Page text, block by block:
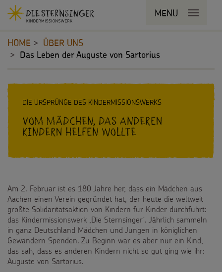
Navigationsabkürzungen
Seiteninhalt
Zur
Hauptnavigation
Suche
MENU
MENU SCHLIESSEN
Vorlagen, Lieder, Praktische Hilfen
Sternsinger-Material
Sternsingermobil
Fotoausstellung
PROJEKTE
180 Jahre
Gesundheit
Kinderrechte
Flucht
Kinderarbeit
BILDUNGSMATERIAL
Für die Pfarrgemeinde
Martinsaktion
Weltmissionstag der Kinder
Weihnachten Weltweit
SPENDEN
Sternsinger-Spendenaktionen
Spendenformular
Spendendose
Die Sternsinger auf WhatsApp
Backen und Basteln
Sternsinger-Magazin
Über uns
Presse
befinden
sich
hier:
HOME
ÜBER UNS
Das Leben der Auguste von Sartorius
Inhalt
DIE URSPRÜNGE DES KINDERMISSIONSWERKS
Vom Mädchen, das anderen
Kindern helfen wollte
Am 2. Februar ist es 180 Jahre her, dass ein Mädchen aus
Aachen einen Verein gegründet hat, der heute die weltweit
größte Solidaritätsaktion von Kindern für Kinder durchführt:
das Kindermissionswerk ,Die Sternsinger‘. Jährlich sammeln
in ganz Deutschland Mädchen und Jungen in königlichen
Gewändern Spenden. Zu Beginn war es aber nur ein Kind,
das sah, dass es anderen Kindern nicht so gut ging wie ihr:
Auguste von Sartorius.